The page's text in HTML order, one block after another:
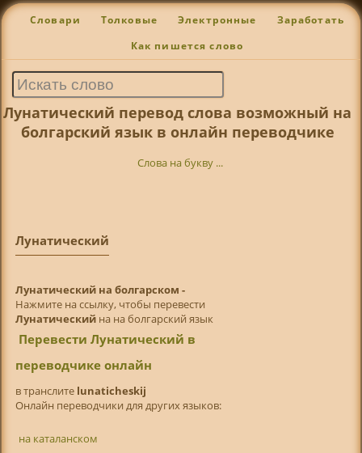
Словари Толковые Электронные Заработать
Как пишется слово
Лунатический перевод слова возможный на
болгарский язык в онлайн переводчике
Слова на букву ...
Лунатический
Лунатический на болгарском -
Нажмите на ссылку, чтобы перевести
Лунатическийна на болгарский язык
Перевести Лунатический в
переводчике онлайн
в транслитe lunaticheskij
Онлайн переводчики для других языков:
на каталанском